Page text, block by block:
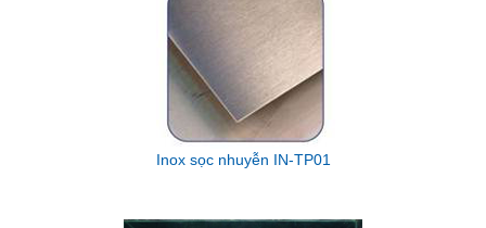
Inox sọc nhuyễn IN-TP01